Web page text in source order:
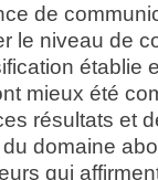
de
le niveau de
établie
mieux été
résultats et
du domaine
qui